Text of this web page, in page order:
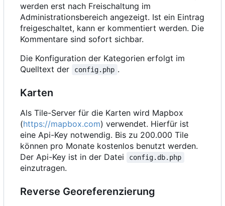
werden erst nach Freischaltung im
Administrationsbereich angezeigt. Ist ein Eintrag
freigeschaltet, kann er kommentiert werden. Die
Kommentare sind sofort sichbar.
Die Konfiguration der Kategorien erfolgt im
Quelltext der
config.php .
Karten
Als Tile-Server für die Karten wird Mapbox
(https://mapbox.com) verwendet. Hierfür ist
eine Api-Key notwendig. Bis zu 200.000 Tile
können pro Monate kostenlos benutzt werden.
Der Api-Key ist in der Datei
config.db.php
einzutragen.
Reverse Georeferenzierung